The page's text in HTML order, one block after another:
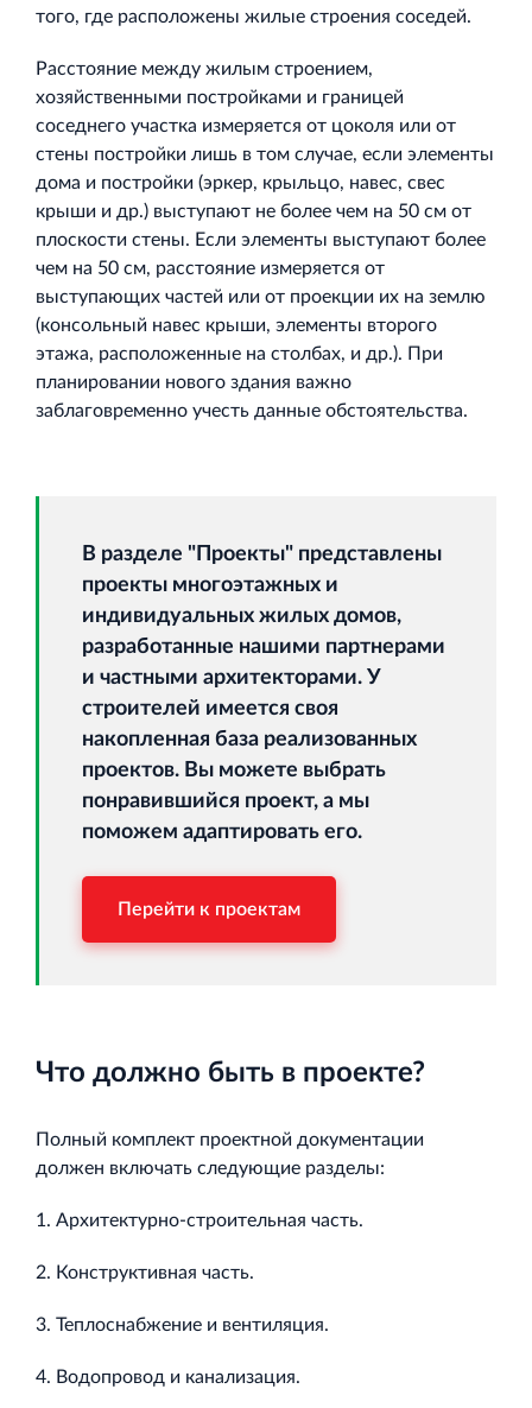
того, где расположены жилые строения соседей.
Расстояние между жилым строением,
хозяйственными постройками и границей
соседнего участка измеряется от цоколя или от
стены постройки лишь в том случае, если элементы
дома и постройки (эркер, крыльцо, навес, свес
крыши и др.) выступают не более чем на 50 см от
плоскости стены. Если элементы выступают более
чем на 50 см, расстояние измеряется от
выступающих частей или от проекции их на землю
(консольный навес крыши, элементы второго
этажа, расположенные на столбах, и др.). При
планировании нового здания важно
заблаговременно учесть данные обстоятельства.
В разделе "Проекты" представлены
проекты многоэтажных и
индивидуальных жилых домов,
разработанные нашими партнерами
и частными архитекторами. У
строителей имеется своя
накопленная база реализованных
проектов. Вы можете выбрать
понравившийся проект, а мы
поможем адаптировать его.
Перейти к проектам
Что должно быть в проекте?
Полный комплект проектной документации
должен включать следующие разделы:
1. Архитектурно-строительная часть.
2. Конструктивная часть.
3. Теплоснабжение и вентиляция.
4. Водопровод и канализация.